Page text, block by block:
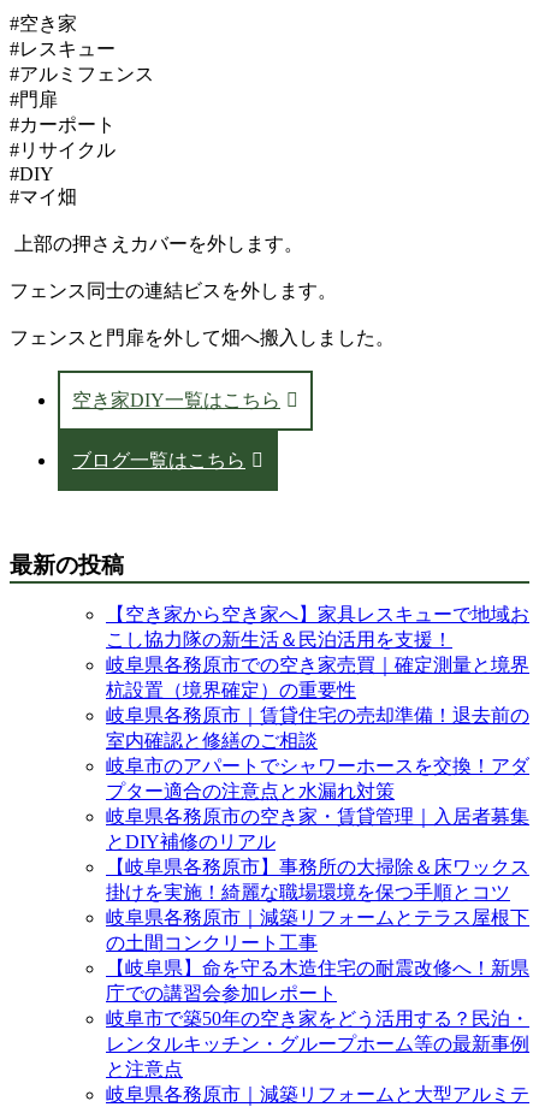
#空き家
#レスキュー
#アルミフェンス
#門扉
#カーポート
#リサイクル
#DIY
#マイ畑
上部の押さえカバーを外します。
フェンス同士の連結ビスを外します。
フェンスと門扉を外して畑へ搬入しました。
空き家DIY一覧はこちら
ブログ一覧はこちら
最新の投稿
【空き家から空き家へ】家具レスキューで地域お
こし協力隊の新生活＆民泊活用を支援！
岐阜県各務原市での空き家売買｜確定測量と境界
杭設置（境界確定）の重要性
岐阜県各務原市｜賃貸住宅の売却準備！退去前の
室内確認と修繕のご相談
岐阜市のアパートでシャワーホースを交換！アダ
プター適合の注意点と水漏れ対策
岐阜県各務原市の空き家・賃貸管理｜入居者募集
とDIY補修のリアル
【岐阜県各務原市】事務所の大掃除＆床ワックス
掛けを実施！綺麗な職場環境を保つ手順とコツ
岐阜県各務原市｜減築リフォームとテラス屋根下
の土間コンクリート工事
【岐阜県】命を守る木造住宅の耐震改修へ！新県
庁での講習会参加レポート
岐阜市で築50年の空き家をどう活用する？民泊・
レンタルキッチン・グループホーム等の最新事例
と注意点
岐阜県各務原市｜減築リフォームと大型アルミテ